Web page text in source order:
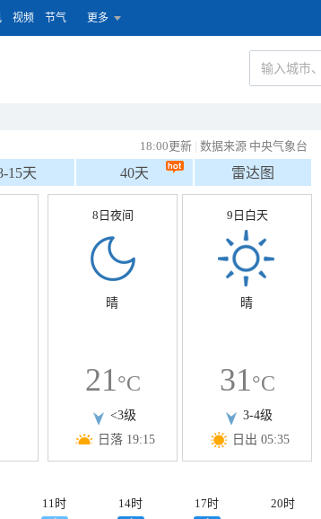
视频 节气 更多
18:00更新 | 数据来源 中央气象台
15天 40天 雷达图
8日夜间
晴
21°C
<3级
日落 19:15
9日白天
晴
31°C
3-4级
日出 05:35
11时 14时 17时 20时